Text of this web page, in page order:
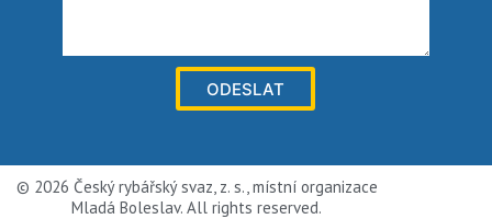
ODESLAT
© 2026 Český rybářský svaz, z. s., místní organizace
Mladá Boleslav. All rights reserved.